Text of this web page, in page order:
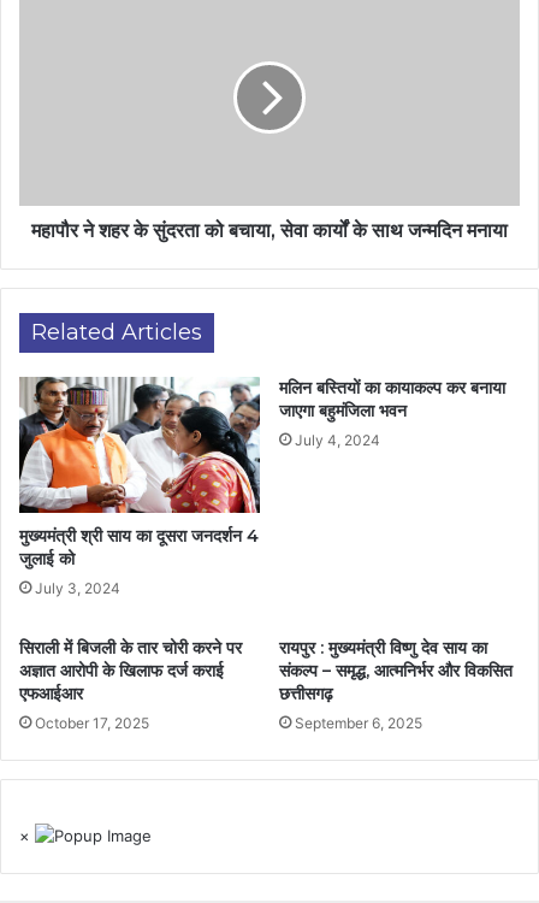
महापौर ने शहर के सुंदरता को बचाया, सेवा कार्यों के साथ जन्मदिन मनाया
Related Articles
मुख्यमंत्री श्री साय का दूसरा जनदर्शन 4
जुलाई को
July 3, 2024
मलिन बस्तियों का कायाकल्प कर बनाया
जाएगा बहुमंजिला भवन
July 4, 2024
सिराली में बिजली के तार चोरी करने पर
अज्ञात आरोपी के खिलाफ दर्ज कराई
एफआईआर
October 17, 2025
रायपुर : मुख्यमंत्री विष्णु देव साय का
संकल्प – समृद्ध, आत्मनिर्भर और विकसित
छत्तीसगढ़
September 6, 2025
×